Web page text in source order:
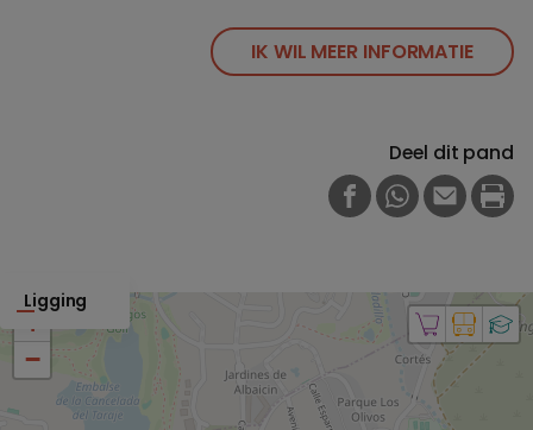
IK WIL MEER INFORMATIE
Deel dit pand
FACEBOOK
WHATSAPP
E-MAIL
Ligging
+
−